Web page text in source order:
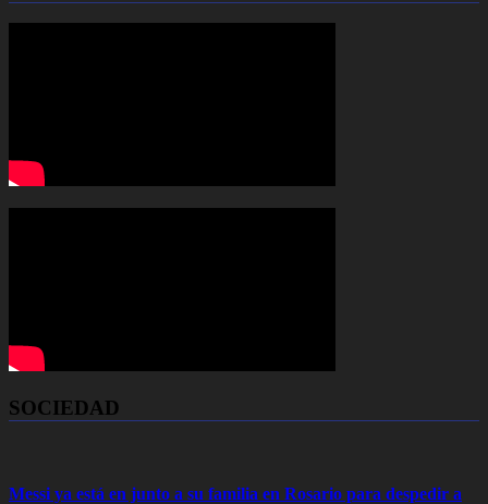
SOCIEDAD
Messi ya está en junto a su familia en Rosario para despedir a